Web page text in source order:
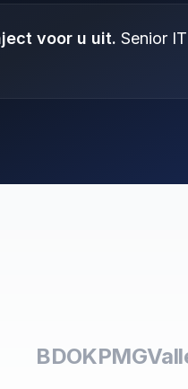
voor u uit. Senior
BDOKPMG